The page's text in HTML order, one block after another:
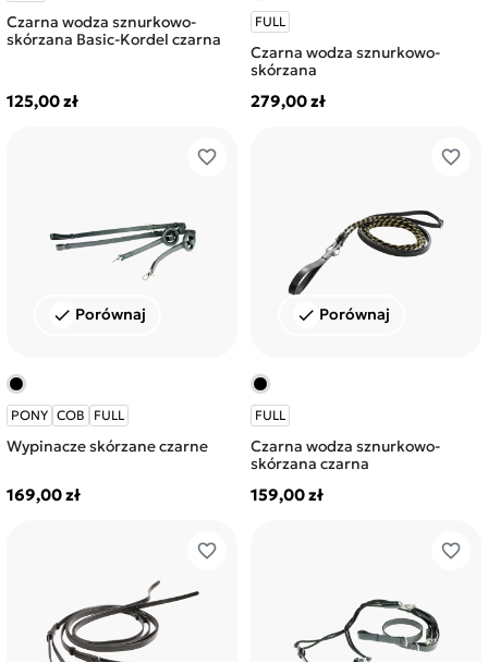
Czarna wodza sznurkowo-
skórzana Basic-Kordel czarna
125,00 zł
FULL
Czarna wodza sznurkowo-
skórzana
279,00 zł
favorite_border
check Porównaj
PONY COB FULL
Wypinacze skórzane czarne
169,00 zł
favorite_border
check Porównaj
FULL
Czarna wodza sznurkowo-
skórzana czarna
159,00 zł
favorite_border favorite_border